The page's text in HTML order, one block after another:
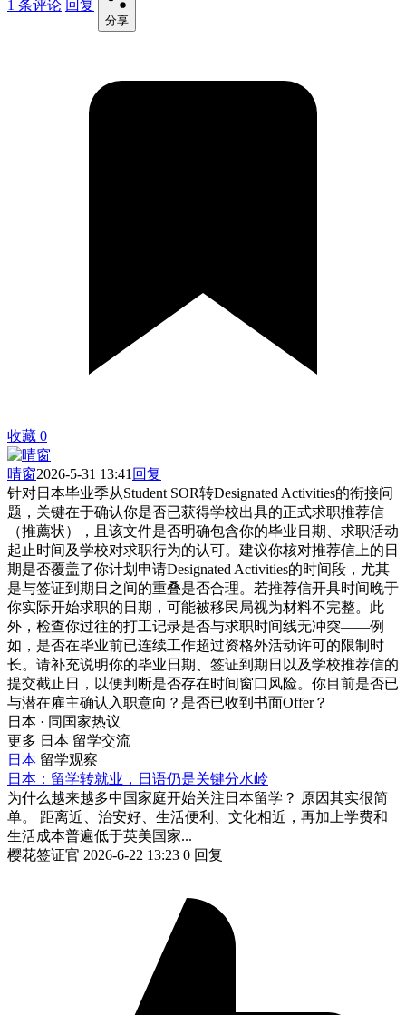
1 条评论 回复
分享
收藏 0
晴窗2026-5-31 13:41 回复
针对日本毕业季从Student SOR转Designated Activities的衔接问
题，关键在于确认你是否已获得学校出具的正式求职推荐信
（推薦状），且该文件是否明确包含你的毕业日期、求职活动
起止时间及学校对求职行为的认可。建议你核对推荐信上的日
期是否覆盖了你计划申请Designated Activities的时间段，尤其
是与签证到期日之间的重叠是否合理。若推荐信开具时间晚于
你实际开始求职的日期，可能被移民局视为材料不完整。此
外，检查你过往的打工记录是否与求职时间线无冲突——例
如，是否在毕业前已连续工作超过资格外活动许可的限制时
长。请补充说明你的毕业日期、签证到期日以及学校推荐信的
提交截止日，以便判断是否存在时间窗口风险。你目前是否已
与潜在雇主确认入职意向？是否已收到书面Offer？
日本 · 同国家热议
更多 日本 留学交流
日本 留学观察
日本：留学转就业，日语仍是关键分水岭
为什么越来越多中国家庭开始关注日本留学？ 原因其实很简
单。 距离近、治安好、生活便利、文化相近，再加上学费和
生活成本普遍低于英美国家...
樱花签证官 2026-6-22 13:23 0 回复